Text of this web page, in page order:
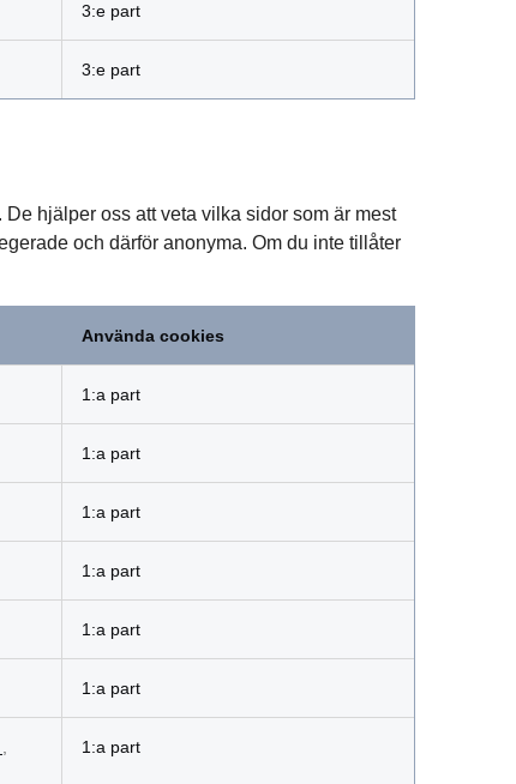
3:e part
3:e part
hjälper oss att veta vilka sidor som är mest
och därför anonyma. Om du inte tillåter
Använda cookies
1:a part
1:a part
1:a part
1:a part
1:a part
1:a part
1:a part